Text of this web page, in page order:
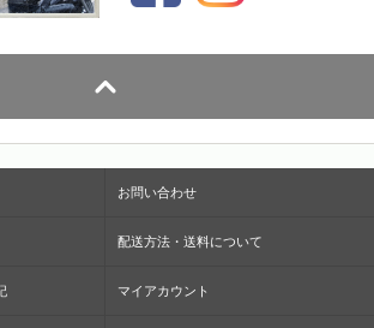
お問い合わせ
配送方法・送料について
マイアカウント